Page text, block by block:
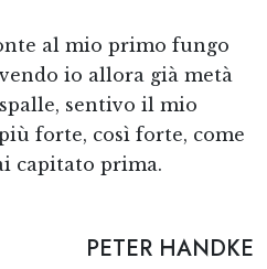
al mio primo fungo
io allora già metà
sentivo il mio
forte, così forte, come
capitato prima.
PETER HANDKE